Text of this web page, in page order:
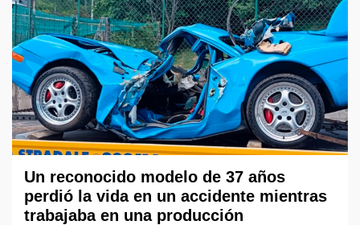
Un reconocido modelo de 37 años
perdió la vida en un accidente mientras
trabajaba en una producción